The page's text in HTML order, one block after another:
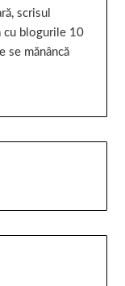
scrisul
cu blogurile 10
se mănâncă